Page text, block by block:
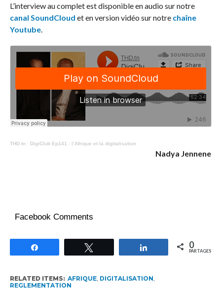
L’interview au complet est disponible en audio sur notre
canal SoundCloud et en version vidéo sur notre chaîne
Youtube.
THD.tn· DigiClub Ep141 : l’Afrique et la digitalisation
Nadya Jennene
Facebook Comments
Partagez 0
PARTAGES
RELATED ITEMS: AFRIQUE, DIGITALISATION
REGLEMENTATION